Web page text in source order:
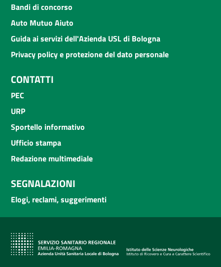
Bandi di concorso
Auto Mutuo Aiuto
Guida ai servizi dell'Azienda USL di Bologna
Privacy policy e protezione del dato personale
CONTATTI
PEC
URP
Sportello informativo
Ufficio stampa
Redazione multimediale
SEGNALAZIONI
Elogi, reclami, suggerimenti